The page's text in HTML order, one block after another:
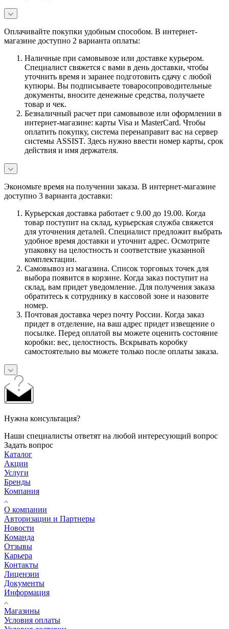
Оплачивайте покупки удобным способом. В интернет-
магазине доступно 2 варианта оплаты:
Наличные при самовывозе или доставке курьером.
Специалист свяжется с вами в день доставки, чтобы
уточнить время и заранее подготовить сдачу с любой
купюры. Вы подписываете товаросопроводительные
документы, вносите денежные средства, получаете
товар и чек.
Безналичный расчет при самовывозе или оформлении в
интернет-магазине: карты Visa и MasterCard. Чтобы
оплатить покупку, система перенаправит вас на сервер
системы ASSIST. Здесь нужно ввести номер карты, срок
действия и имя держателя.
Экономьте время на получении заказа. В интернет-магазине
доступно 3 варианта доставки:
Курьерская доставка работает с 9.00 до 19.00. Когда
товар поступит на склад, курьерская служба свяжется
для уточнения деталей. Специалист предложит выбрать
удобное время доставки и уточнит адрес. Осмотрите
упаковку на целостность и соответствие указанной
комплектации.
Самовывоз из магазина. Список торговых точек для
выбора появится в корзине. Когда заказ поступит на
склад, вам придет уведомление. Для получения заказа
обратитесь к сотруднику в кассовой зоне и назовите
номер.
Почтовая доставка через почту России. Когда заказ
придет в отделение, на ваш адрес придет извещение о
посылке. Перед оплатой вы можете оценить состояние
коробки: вес, целостность. Вскрывать коробку
самостоятельно вы можете только после оплаты заказа.
Нужна консультация?
Наши специалисты ответят на любой интересующий вопрос
Задать вопрос
Каталог
Акции
Услуги
Бренды
Компания
О компании
Авторизации и Партнеры
Новости
Команда
Отзывы
Карьера
Контакты
Лицензии
Документы
Информация
Магазины
Условия оплаты